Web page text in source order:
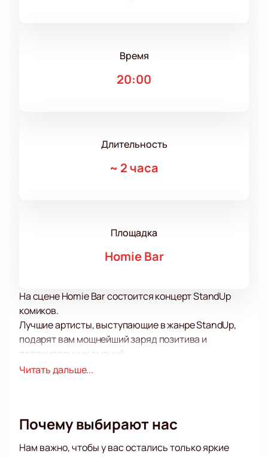
Время
20:00
Длительность
~ 2 часа
Площадка
Homie Bar
На сцене Homie Bar состоится концерт StandUp
комиков.
Лучшие артисты, выступающие в жанре StandUp,
подарят вам мощнейший заряд позитива и
положительных эмоций.
Приготовьтесь услышать искрометные шутки, а
выступлений черпают из жизни, а также из
становится все, начиная от вечных тем, таких как
Читать дальше...
Почему выбирают нас
Нам важно, чтобы у вас остались только яркие